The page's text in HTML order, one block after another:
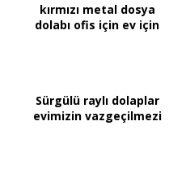
kırmızı metal dosya
dolabı ofis için ev için
Sürgülü raylı dolaplar
evimizin vazgeçilmezi